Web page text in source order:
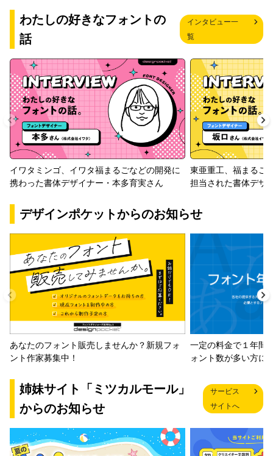
わたしの好きなフォントの
話
インタビュー一
覧
イワタミンゴ、イワタ福まるごなどの開発に
携わった書体デザイナー・本多育実さん
東亜重工、福まるご
担当された書体デザ
デザインポケットからのお知らせ
あなたのフォント販売しませんか？新規フォ
ント作家募集中！
一定の料金で１年間
ォント数が多い方に
姉妹サイト「ミツカルモール」
からのお知らせ
サービス
サイトへ